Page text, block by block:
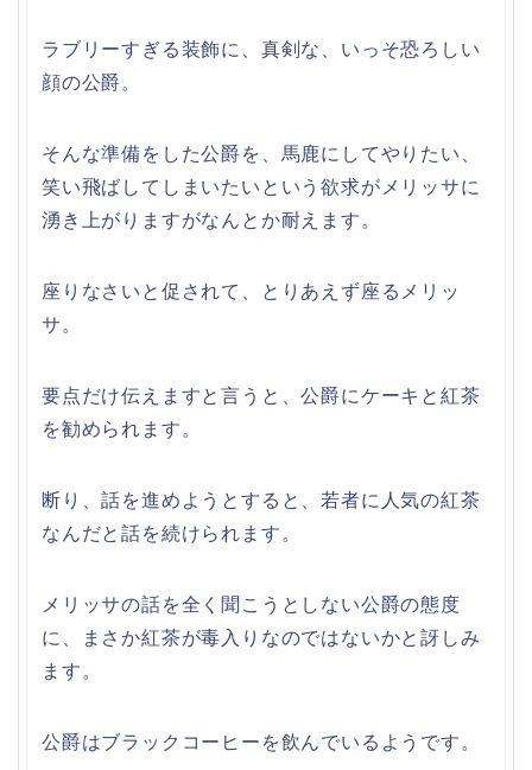
ラブリーすぎる装飾に、真剣な、いっそ恐ろしい
顔の公爵。
そんな準備をした公爵を、馬鹿にしてやりたい、
笑い飛ばしてしまいたいという欲求がメリッサに
湧き上がりますがなんとか耐えます。
座りなさいと促されて、とりあえず座るメリッ
サ。
要点だけ伝えますと言うと、公爵にケーキと紅茶
を勧められます。
断り、話を進めようとすると、若者に人気の紅茶
なんだと話を続けられます。
メリッサの話を全く聞こうとしない公爵の態度
に、まさか紅茶が毒入りなのではないかと訝しみ
ます。
公爵はブラックコーヒーを飲んでいるようです。